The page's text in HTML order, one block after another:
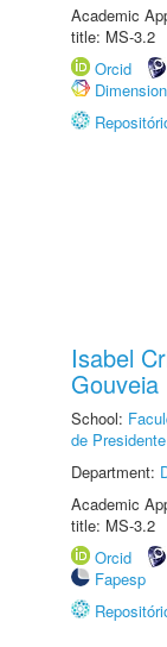
Academic
title: MS-3.2
Orcid
Isabel
Gouveia
School:
de
Department:
Academic
title: MS-3.2
Orcid
Fapesp